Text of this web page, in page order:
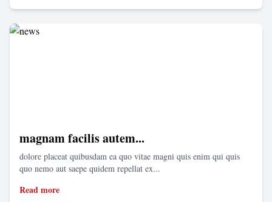
magnam facilis autem...
dolore placeat quibusdam ea quo vitae magni quis enim qui quis
quo nemo aut saepe quidem repellat ex...
Read more